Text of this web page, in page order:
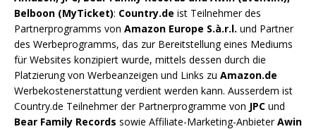
Belboon (MyTicket): Country.de ist Teilnehmer des
Partnerprogramms von Amazon Europe S.à.r.l. und Partner
des Werbeprogramms, das zur Bereitstellung eines Mediums
für Websites konzipiert wurde, mittels dessen durch die
Platzierung von Werbeanzeigen und Links zu Amazon.de
Werbekostenerstattung verdient werden kann. Ausserdem ist
Country.de Teilnehmer der Partnerprogramme von JPC und
Bear Family Records sowie Affiliate-Marketing-AnbieterAwin